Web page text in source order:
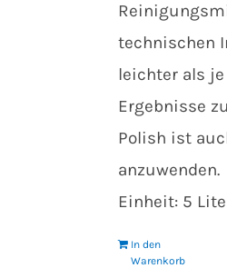
technischen
leichter als
Ergebnisse
Polish ist
anzuwenden.
Einheit: 5
In den
Warenkorb